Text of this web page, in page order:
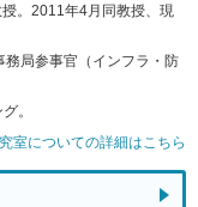
。2011年4月同教授、現
局参事官（インフラ・防
。
室についての詳細はこちら